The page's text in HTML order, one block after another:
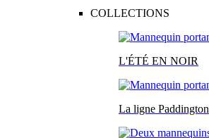
COLLECTIONS
L'ÉTÉ EN NOIR
La ligne Paddington